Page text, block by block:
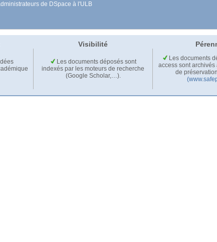
de DSpace à l'ULB
Visibilité
Les documents déposés sont
indexés par les moteurs de recherche
(Google Scholar,…).
Les documents
access sont
de